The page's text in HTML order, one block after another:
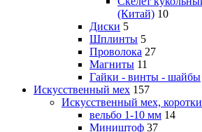
(Китай) 10
Диски 5
Шплинты 5
Проволока 27
Магниты 11
Гайки - винты - шайбы
Искусственный мех 157
Искусственный мех,
вельбо 1-10 мм 14
Миништоф 37